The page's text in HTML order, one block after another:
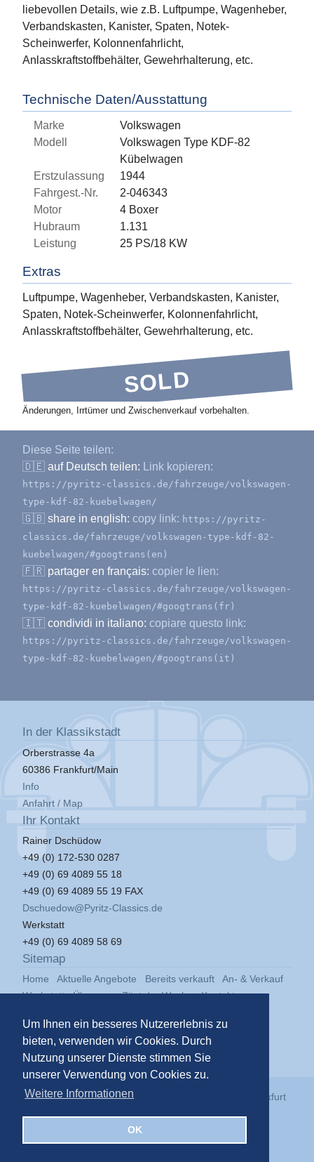
Um Ihnen ein besseres Nutzererlebnis zu
bieten, verwenden wir Cookies. Durch
Nutzung unserer Dienste stimmen Sie
unserer Verwendung von Cookies zu.
Weitere Informationen
OK
liebevollen Details, wie z.B. Luftpumpe, Wagenheber,
Verbandskasten, Kanister, Spaten, Notek-
Scheinwerfer, Kolonnenfahrlicht,
Anlasskraftstoffbehälter, Gewehrhalterung, etc.
Technische Daten/Ausstattung
Marke
Volkswagen
Modell
Volkswagen Type KDF-82
Kübelwagen
Erstzulassung
1944
Fahrgest.-Nr.
2-046343
Motor
4 Boxer
Hubraum
1.131
Leistung
25 PS/18 KW
Extras
Luftpumpe, Wagenheber, Verbandskasten, Kanister,
Spaten, Notek-Scheinwerfer, Kolonnenfahrlicht,
Anlasskraftstoffbehälter, Gewehrhalterung, etc.
SOLD
Änderungen, Irrtümer und Zwischenverkauf vorbehalten.
Diese Seite teilen:
🇩🇪 auf Deutsch teilen: Link kopieren:
https://pyritz-classics.de/fahrzeuge/volkswagen-
type-kdf-82-kuebelwagen/
🇬🇧 share in english: copy link: https://pyritz-
classics.de/fahrzeuge/volkswagen-type-kdf-82-
kuebelwagen/#googtrans(en)
🇫🇷 partager en français: copier le lien:
https://pyritz-classics.de/fahrzeuge/volkswagen-
type-kdf-82-kuebelwagen/#googtrans(fr)
🇮🇹 condividi in italiano: copiare questo link:
https://pyritz-classics.de/fahrzeuge/volkswagen-
type-kdf-82-kuebelwagen/#googtrans(it)
In der Klassikstadt
Orberstrasse 4a
60386 Frankfurt/Main
Info
Anfahrt / Map
Ihr Kontakt
Rainer Dschüdow
+49 (0) 172-530 0287
+49 (0) 69 4089 55 18
+49 (0) 69 4089 55 19 FAX
Dschuedow@Pyritz-Classics.de
Werkstatt
+49 (0) 69 4089 58 69
Sitemap
Home Aktuelle Angebote Bereits verkauft
An- & Verkauf
Werkstatt
Über uns Zitat der Woche
Kontakt
© 2026Pyritz Classics GmbH Klassikstadt Frankfurt